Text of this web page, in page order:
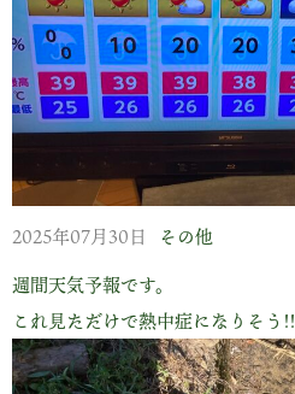
2025年07月30日
その他
週間天気予報です。
これ見ただけで熱中症になりそう!!